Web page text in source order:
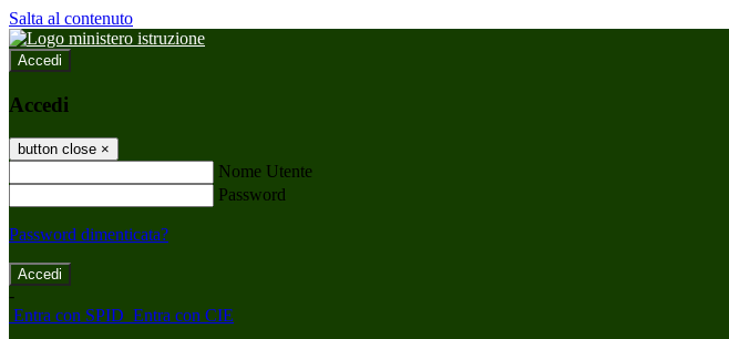
Salta al contenuto
Accedi
Accedi
button close ×
Nome Utente
Password
Password dimenticata?
-
Entra con SPID Entra con CIE